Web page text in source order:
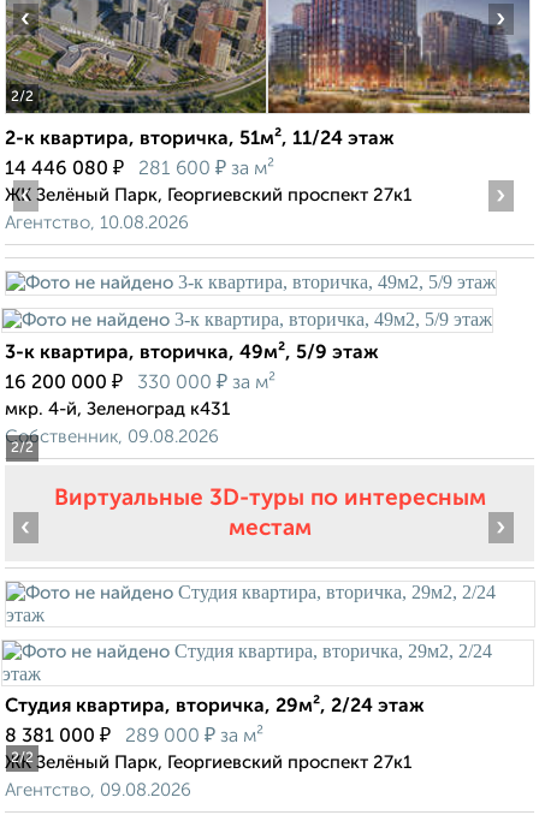
2/2
‹ ›
2-к квартира, вторичка, 51м², 11/24 этаж
14 446 080 ₽ 281 600 ₽ за м²
ЖК Зелёный Парк, Георгиевский проспект 27к1
Агентство, 10.08.2026
2/2
‹ ›
3-к квартира, вторичка, 49м², 5/9 этаж
16 200 000 ₽ 330 000 ₽ за м²
мкр. 4-й, Зеленоград к431
Собственник, 09.08.2026
Виртуальные 3D-туры по интересным
местам
2/2
‹ ›
Студия квартира, вторичка, 29м², 2/24 этаж
8 381 000 ₽ 289 000 ₽ за м²
ЖК Зелёный Парк, Георгиевский проспект 27к1
Агентство, 09.08.2026